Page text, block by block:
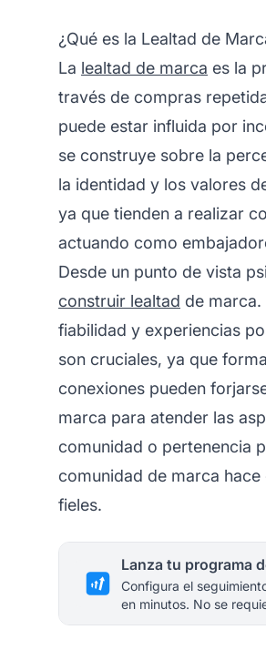
¿Qué es la Lealtad de
La lealtad de marca es la
través de compras
puede estar influida por
se construye sobre la
la identidad y los valores
ya que tienden a realizar
actuando como
Desde un punto de vista
construir lealtad de
fiabilidad y experiencias
son cruciales, ya que
conexiones pueden
marca para atender las
comunidad o pertenencia
comunidad de marca
fieles.
Configura el
en minutos. No se
de crédito.